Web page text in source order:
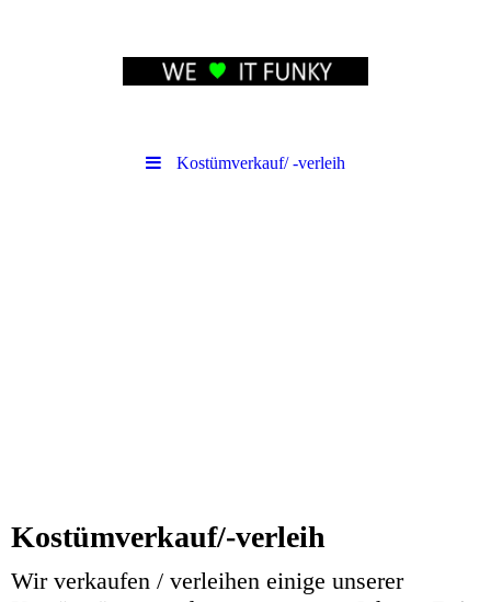
Kostümverkauf/ -verleih
Kostümverkauf/-verleih
Wir verkaufen / verleihen einige unserer